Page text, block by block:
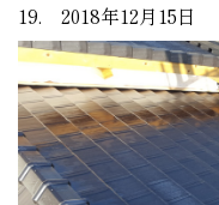
19. 2018年12月15日